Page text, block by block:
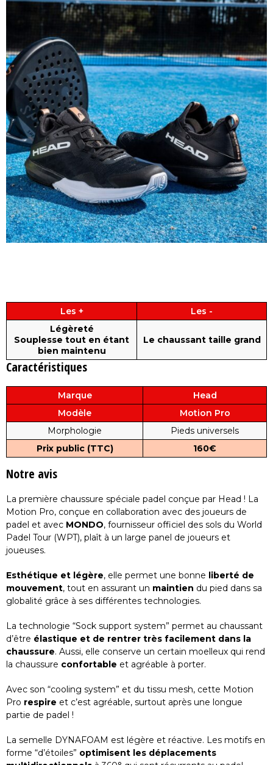
Les +
Les -
Légèreté
Souplesse tout en étant
bien maintenu
Le chaussant taille grand
Caractéristiques
Marque
Head
Modèle
Motion Pro
Morphologie
Pieds universels
Prix public (TTC)
160€
Notre avis
La première chaussure spéciale padel conçue par Head ! La
Motion Pro, conçue en collaboration avec des joueurs de
padel et avec MONDO, fournisseur officiel des sols du World
Padel Tour (WPT), plaît à un large panel de joueurs et
joueuses.
Esthétique et légère, elle permet une bonne liberté de
mouvement, tout en assurant un maintien du pied dans sa
globalité grâce à ses différentes technologies.
La technologie “Sock support system” permet au chaussant
d’être élastique et de rentrer très facilement dans la
chaussure. Aussi, elle conserve un certain moelleux qui rend
la chaussure confortable et agréable à porter.
Avec son “cooling system” et du tissu mesh, cette Motion
Pro respire et c’est agréable, surtout après une longue
partie de padel !
La semelle DYNAFOAM est légère et réactive. Les motifs en
forme “d’étoiles” optimisent les déplacements